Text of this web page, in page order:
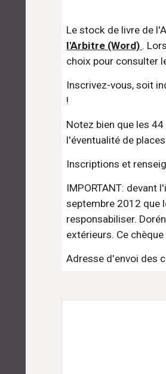
Le stock de livre de
l'Arbitre (Word) .
choix pour consulter
Inscrivez-vous, soit
!
Notez bien que les
l'éventualité de
Inscriptions et
IMPORTANT: devant
septembre 2012 que
responsabiliser.
extérieurs. Ce
Adresse d'envoi des